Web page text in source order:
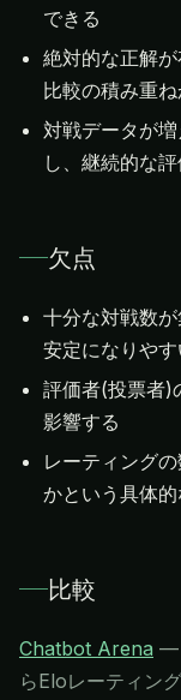
できる
絶対的な正解
比較の積み重
対戦データが
し、継続的な
欠点
十分な対戦数
安定になりやす
評価者(投票者)
影響する
レーティング
かという具体
比較
Chatbot Arena —
らEloレーティン